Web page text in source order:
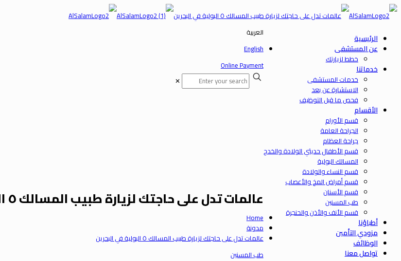
الرئيسية
عن المستشفى
خطط لزيارتك
خدماتنا
خدمات المستشفى
الاستشارة عن بعد
فحص ما قبل التوظيف
الأقسام
قسم الأورام
الجراحة العامة
جراحة العظام
قسم الأطفال حديثي الولادة والخدج
المسالك البولية
قسم النساء والولادة
قسم أمراض المخ والأعصاب
قسم الأسنان
طب المسنين
قسم الأنف والأذن والحنجرة
أطباؤنا
مزودي التأمين
الوظائف
تواصل معنا
العربية
English
Online Payment
✕
عالمات تدل على حاجتك لزيارة طبيب المسالك ٥ البولية في البحرين
Home
مدونة
عالمات تدل على حاجتك لزيارة طبيب المسالك ٥ البولية في البحرين
طب المسنين